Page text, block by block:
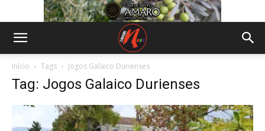
Início Tags Jogos Galaico Durienses
Tag: Jogos Galaico Durienses